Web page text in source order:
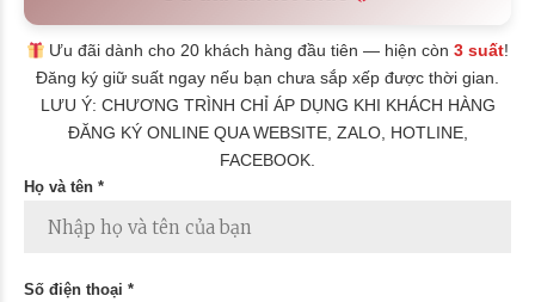
Ưu đãi dành cho 20 khách hàng đầu tiên — hiện còn3 suất!
Đăng ký giữ suất ngay nếu bạn chưa sắp xếp được thời gian.
LƯU Ý: CHƯƠNG TRÌNH CHỈ ÁP DỤNG KHI KHÁCH HÀNG
ĐĂNG KÝ ONLINE QUA WEBSITE, ZALO, HOTLINE,
FACEBOOK.
Họ và tên *
Số điện thoại *